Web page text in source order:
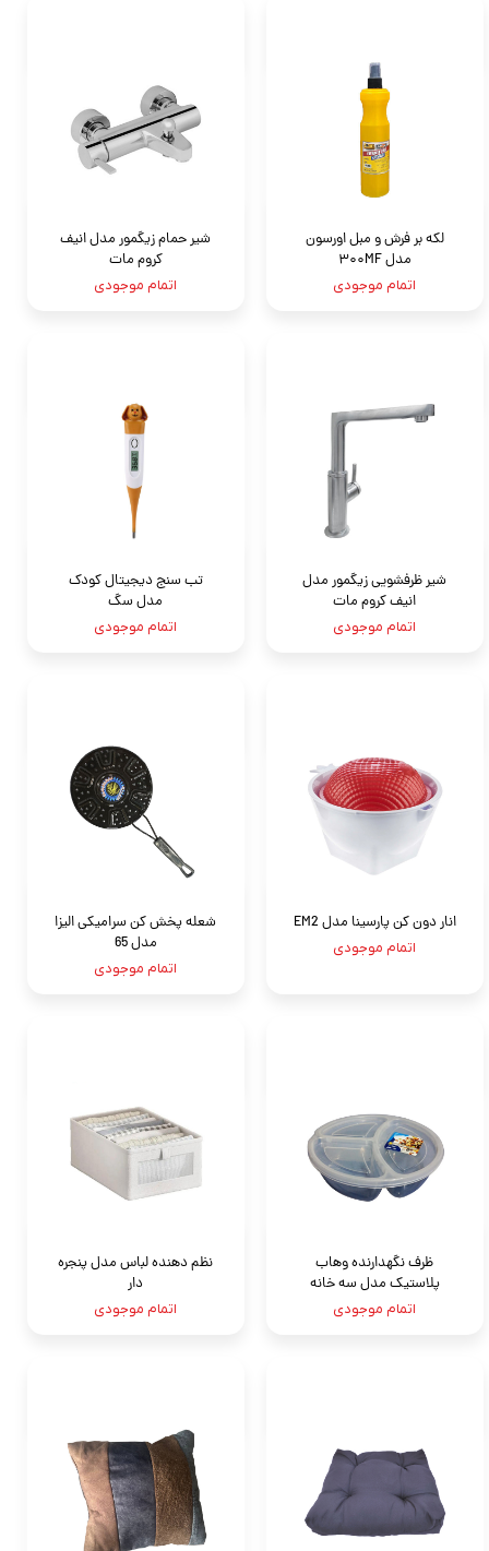
لکه بر فرش و مبل اورسون
مدل ۳۰۰MF
اتمام موجودی
شیر حمام زیگمور مدل انیف
کروم مات
اتمام موجودی
شیر ظرفشویی زیگمور مدل
انیف کروم مات
اتمام موجودی
تب سنج دیجیتال کودک
مدل سگ
اتمام موجودی
انار دون کن پارسینا مدل EM2
اتمام موجودی
شعله پخش کن سرامیکی الیزا
مدل 65
اتمام موجودی
ظرف نگهدارنده وهاب
پلاستیک مدل سه خانه
اتمام موجودی
نظم دهنده لباس مدل پنجره
دار
اتمام موجودی